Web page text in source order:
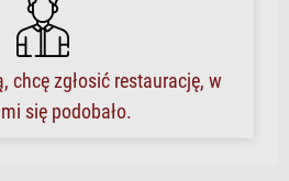
chcę zgłosić restaurację, w
się podobało.